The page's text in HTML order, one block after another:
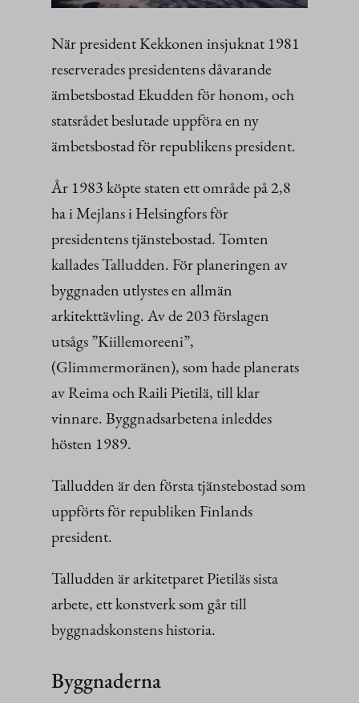
När president Kekkonen insjuknat 1981
reserverades presidentens dåvarande
ämbetsbostad Ekudden för honom, och
statsrådet beslutade uppföra en ny
ämbetsbostad för republikens president.
År 1983 köpte staten ett område på 2,8
ha i Mejlans i Helsingfors för
presidentens tjänstebostad. Tomten
kallades Talludden. För planeringen av
byggnaden utlystes en allmän
arkitekttävling. Av de 203 förslagen
utsågs ”Kiillemoreeni”,
(Glimmermoränen), som hade planerats
av Reima och Raili Pietilä, till klar
vinnare. Byggnadsarbetena inleddes
hösten 1989.
Talludden är den första tjänstebostad som
uppförts för republiken Finlands
president.
Talludden är arkitetparet Pietiläs sista
arbete, ett konstverk som går till
byggnadskonstens historia.
Byggnaderna